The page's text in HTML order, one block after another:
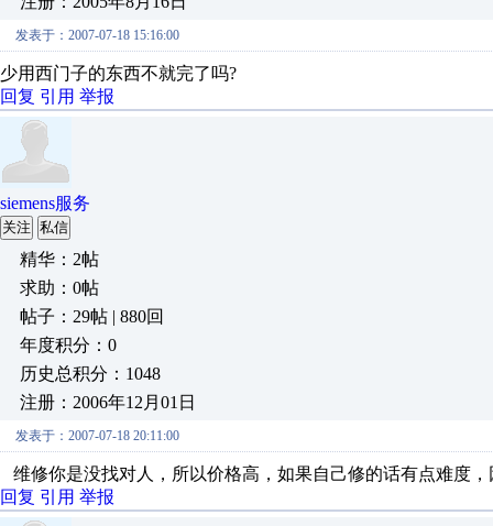
发表于：2007-07-18 15:16:00
少用西门子的东西不就完了吗?
回复 引用 举报
siemens服务
关注 私信
精华：2帖
求助：0帖
帖子：29帖 | 880回
年度积分：0
历史总积分：1048
注册：2006年12月01日
发表于：2007-07-18 20:11:00
维修你是没找对人，所以价格高，如果自己修的话有点难度
回复 引用 举报